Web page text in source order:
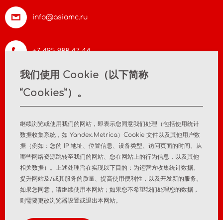
info@asiamc.ru
+7 495 988 47 44
联系方式
医疗器械注册 注册后监测
隐私政策 个人数据政策
我们使用 Cookie（以下简称
“Cookies”）。
继续浏览或使用我们的网站，即表示您同意我们处理（包括使用统计
数据收集系统，如 Yandex.Metrica）Cookie 文件以及其他用户数
据（例如：您的 IP 地址、位置信息、设备类型、访问页面的时间、从
哪些网络资源跳转至我们的网站、您在网站上的行为信息，以及其他
相关数据）。上述处理旨在实现以下目的：为运营方收集统计数据、
提升网站及/或其服务的质量、提高使用便利性，以及开发新的服务。
如果您同意，请继续使用本网站；如果您不希望我们处理您的数据，
则需要更改浏览器设置或退出本网站。